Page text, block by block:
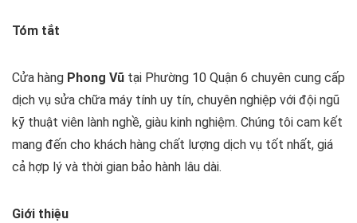
Tóm tắt
Cửa hàng Phong Vũ tại Phường 10 Quận 6 chuyên cung cấp
dịch vụ sửa chữa máy tính uy tín, chuyên nghiệp với đội ngũ
kỹ thuật viên lành nghề, giàu kinh nghiệm. Chúng tôi cam kết
mang đến cho khách hàng chất lượng dịch vụ tốt nhất, giá
cả hợp lý và thời gian bảo hành lâu dài.
Giới thiệu